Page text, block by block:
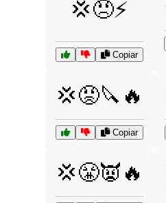
💢😠⚡
Copiar
💢😡🔪🔥
Copiar
💢😤👿🔥